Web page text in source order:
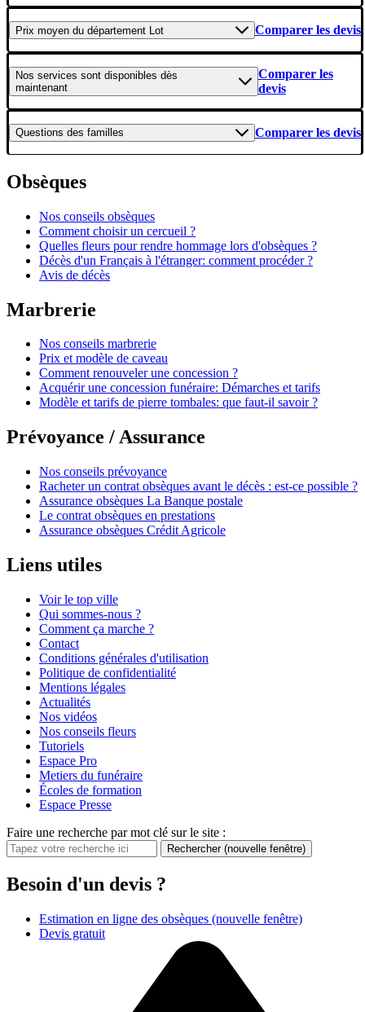
Prix moyen du département Lot Comparer les devis
Nos services sont disponibles dès
maintenant
Comparer les
devis
Questions des familles Comparer les devis
Obsèques
Nos conseils obsèques
Comment choisir un cercueil ?
Quelles fleurs pour rendre hommage lors d'obsèques ?
Décès d'un Français à l'étranger: comment procéder ?
Avis de décès
Marbrerie
Nos conseils marbrerie
Prix et modèle de caveau
Comment renouveler une concession ?
Acquérir une concession funéraire: Démarches et tarifs
Modèle et tarifs de pierre tombales: que faut-il savoir ?
Prévoyance / Assurance
Nos conseils prévoyance
Racheter un contrat obsèques avant le décès : est-ce possible ?
Assurance obsèques La Banque postale
Le contrat obsèques en prestations
Assurance obsèques Crédit Agricole
Liens utiles
Voir le top ville
Qui sommes-nous ?
Comment ça marche ?
Contact
Conditions générales d'utilisation
Politique de confidentialité
Mentions légales
Actualités
Nos vidéos
Nos conseils fleurs
Tutoriels
Espace Pro
Metiers du funéraire
Écoles de formation
Espace Presse
Faire une recherche par mot clé sur le site :
Rechercher (nouvelle fenêtre)
Besoin d'un devis ?
Estimation en ligne des obsèques (nouvelle fenêtre)
Devis gratuit